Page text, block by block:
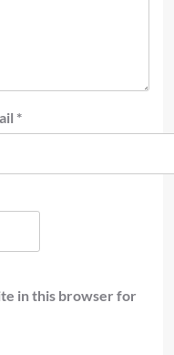
*
in this browser for